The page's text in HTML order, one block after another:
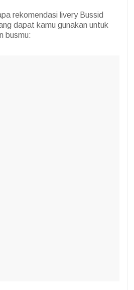
rekomendasi livery Bussid
dapat kamu gunakan untuk
busmu: